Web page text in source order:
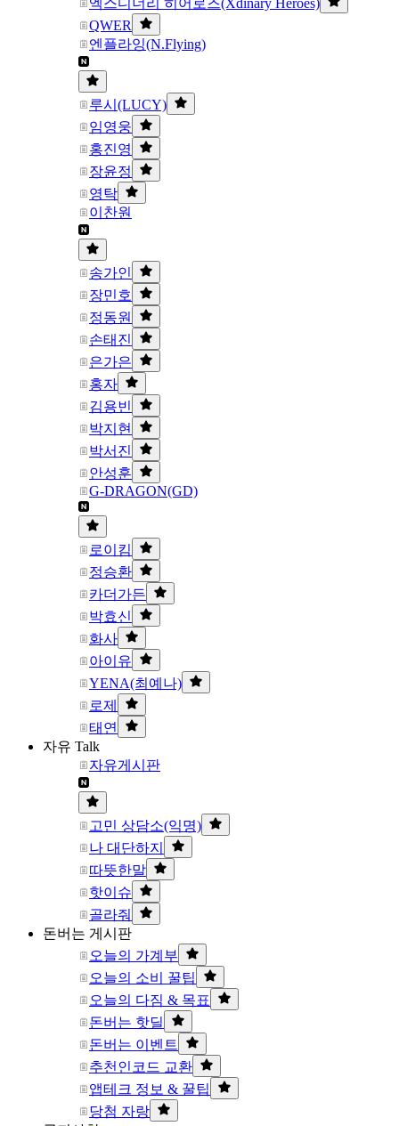
엑스디너리 히어로즈(Xdinary Heroes)
QWER
엔플라잉(N.Flying)
루시(LUCY)
임영웅
홍진영
장윤정
영탁
이찬원
송가인
장민호
정동원
손태진
은가은
홍자
김용빈
박지현
박서진
안성훈
G-DRAGON(GD)
로이킴
정승환
카더가든
박효신
화사
아이유
YENA(최예나)
로제
태연
자유 Talk
자유게시판
고민 상담소(익명)
나 대단하지
따뜻한말
핫이슈
골라줘
돈버는 게시판
오늘의 가계부
오늘의 소비 꿀팁
오늘의 다짐 & 목표
돈버는 핫딜
돈버는 이벤트
추천인코드 교환
앱테크 정보 & 꿀팁
당첨 자랑